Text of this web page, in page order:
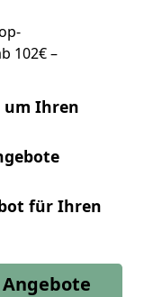
102€ –
um Ihren
für Ihren